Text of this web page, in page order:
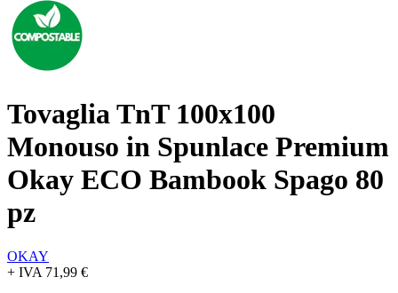
Tovaglia TnT 100x100
Monouso in Spunlace Premium
Okay ECO Bambook Spago 80
pz
OKAY
+ IVA 71,99 €